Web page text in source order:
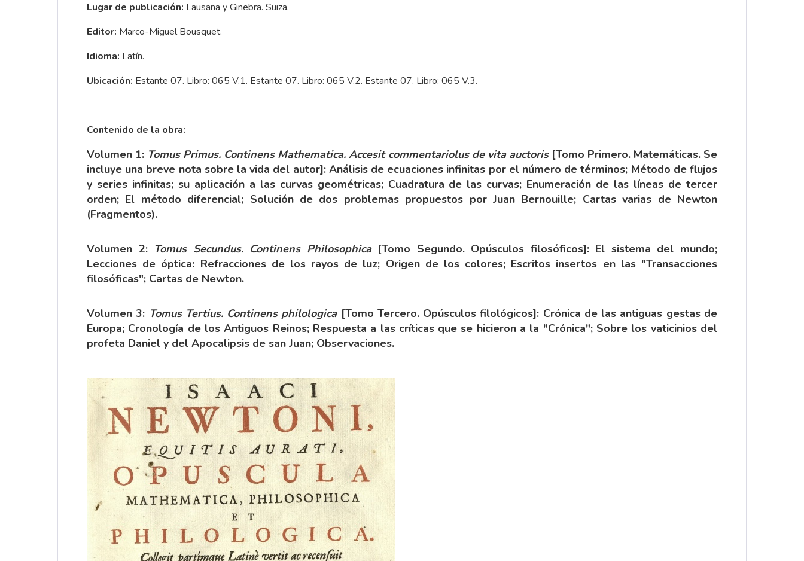
Lugar de publicación: Lausana y Ginebra. Suiza.
Editor: Marco-Miguel Bousquet.
Idioma: Latín.
Ubicación: Estante 07. Libro: 065 V.1. Estante 07. Libro: 065 V.2. Estante 07. Libro: 065 V.3.
Contenido de la obra:
Volumen 1: Tomus Primus. Continens Mathematica. Accesit commentariolus de vita auctoris[Tomo Primero. Matemáticas. Se
incluye una breve nota sobre la vida del autor]: Análisis de ecuaciones infinitas por el número de términos; Método de flujos
y series infinitas; su aplicación a las curvas geométricas; Cuadratura de las curvas; Enumeración de las líneas de tercer
orden; El método diferencial; Solución de dos problemas propuestos por Juan Bernouille; Cartas varias de Newton
(Fragmentos).
Volumen 2: Tomus Secundus. Continens Philosophica[Tomo Segundo. Opúsculos filosóficos]: El sistema del mundo;
Lecciones de óptica: Refracciones de los rayos de luz; Origen de los colores; Escritos insertos en las "Transacciones
filosóficas"; Cartas de Newton.
Volumen 3: Tomus Tertius. Continens philologica[Tomo Tercero. Opúsculos filológicos]: Crónica de las antiguas gestas de
Europa; Cronología de los Antiguos Reinos; Respuesta a las críticas que se hicieron a la "Crónica"; Sobre los vaticinios del
profeta Daniel y del Apocalipsis de san Juan; Observaciones.